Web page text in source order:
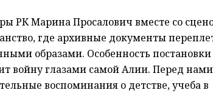
РК Марина Просалович вместе со
где архивные документы
образами. Особенность постановки
войну глазами самой Алии. Перед
воспоминания о детстве, учеба в